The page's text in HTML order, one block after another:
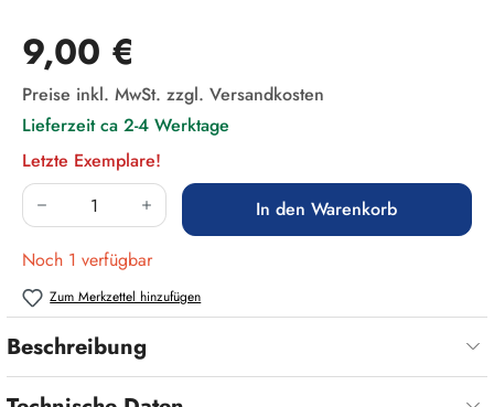
Regulärer Preis:
9,00 €
Preise inkl. MwSt. zzgl. Versandkosten
Lieferzeit ca 2-4 Werktage
Letzte Exemplare!
Produkt Anzahl: Gib den gewünschten Wert
In den Warenkorb
Noch 1 verfügbar
Zum Merkzettel hinzufügen
Beschreibung